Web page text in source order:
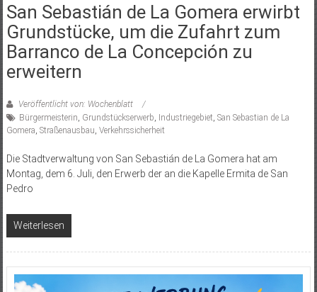
San Sebastián de La Gomera erwirbt
Grundstücke, um die Zufahrt zum
Barranco de La Concepción zu
erweitern
Veröffentlicht von: Wochenblatt
Bürgermeisterin, Grundstückserwerb, Industriegebiet, San Sebastian de La
Gomera, Straßenausbau, Verkehrssicherheit
Die Stadtverwaltung von San Sebastián de La Gomera hat am
Montag, dem 6. Juli, den Erwerb der an die Kapelle Ermita de San
Pedro
Weiterlesen